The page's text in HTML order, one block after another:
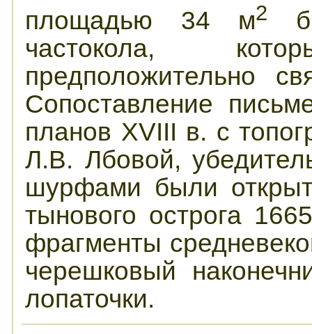
площадью 34 м2
частокола,
предположительно
Сопоставление
планов XVIII в. с
Л.В. Лбовой,
шурфами были
тынового острога
фрагменты
черешковый
лопаточки.